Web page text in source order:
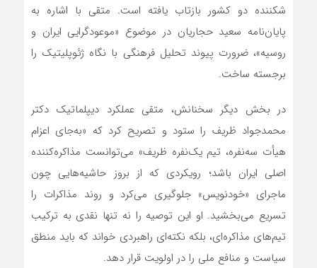
شکننده دو کشور بازتاب یافته است. متقی با اشاره به
پایان‌نامه‌ سعید حجاریان در موضوع «موعودگرایی ایران و
روسیه»، ضرورت پیوند تحلیل فرهنگی با نگاه ژئوپلیتیک را
برجسته ساخت.
در بخش دیگر سخنانش، متقی عملکرد دیپلماتیک دکتر
محمدجواد ظریف را ستود و تصریح کرد که «به‌جای اعزام
هیأت سه‌نفره، تیم یک‌نفره ظریف» می‌توانست مذاکره‌کننده
اصلی ایران باشد؛ رویکردی که از بروز حاشیه‌هایی چون
ماجرای «خودنویس» جلوگیری می‌کرد و روند مذاکرات را
تسریع می‌بخشید. او این توصیه را نه تنها نقدی به ترکیب
تیم‌های مذاکره‌ای، بلکه نکته‌ای راهبردی خواند که باید منطق
سیاست و منافع ملی را در اولویت قرار دهد.